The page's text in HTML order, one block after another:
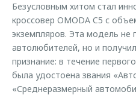
Безусловным хитом стал
кроссовер OMODA C5 с
экземпляров. Эта модель не
автолюбителей, но и
признание: в течение
была удостоена звания
«Среднеразмерный